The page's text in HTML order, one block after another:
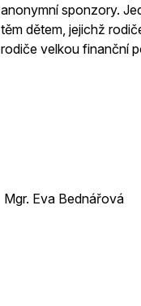
anonymní sponzory.
těm dětem, jejichž
rodiče velkou finanční
Mgr. Eva Bednářová